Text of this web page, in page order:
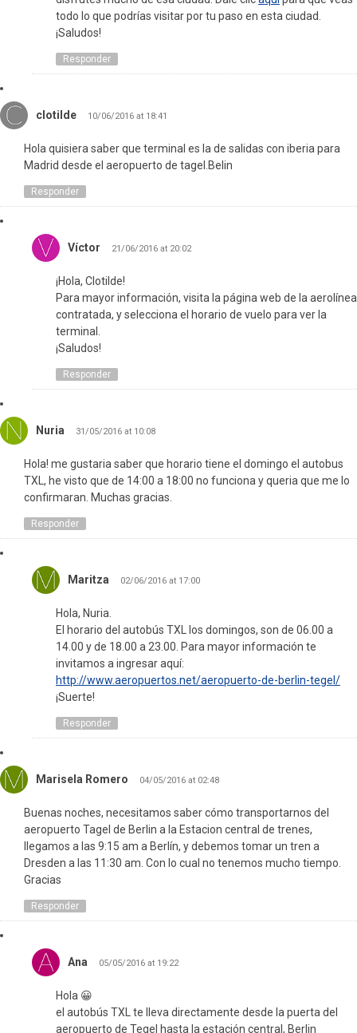
todo lo que podrías visitar por tu paso en esta ciudad.
¡Saludos!
Responder
clotilde 10/06/2016 at 18:41
Hola quisiera saber que terminal es la de salidas con iberia para
Madrid desde el aeropuerto de tagel.Belin
Responder
Víctor 21/06/2016 at 20:02
¡Hola, Clotilde!
Para mayor información, visita la página web de la aerolínea
contratada, y selecciona el horario de vuelo para ver la
terminal.
¡Saludos!
Responder
Nuria 31/05/2016 at 10:08
Hola! me gustaria saber que horario tiene el domingo el autobus
TXL, he visto que de 14:00 a 18:00 no funciona y queria que me lo
confirmaran. Muchas gracias.
Responder
Maritza 02/06/2016 at 17:00
Hola, Nuria.
El horario del autobús TXL los domingos, son de 06.00 a
14.00 y de 18.00 a 23.00. Para mayor información te
invitamos a ingresar aquí:
http://www.aeropuertos.net/aeropuerto-de-berlin-tegel/
¡Suerte!
Responder
Marisela Romero 04/05/2016 at 02:48
Buenas noches, necesitamos saber cómo transportarnos del
aeropuerto Tagel de Berlin a la Estacion central de trenes,
llegamos a las 9:15 am a Berlín, y debemos tomar un tren a
Dresden a las 11:30 am. Con lo cual no tenemos mucho tiempo.
Gracias
Responder
Ana 05/05/2016 at 19:22
Hola 😀
el autobús TXL te lleva directamente desde la puerta del
aeropuerto de Tegel hasta la estación central, Berlin